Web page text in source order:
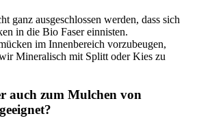
ganz ausgeschlossen werden, dass sich
in die Bio Faser einnisten.
im Innenbereich vorzubeugen,
Mineralisch mit Splitt oder Kies zu
auch zum Mulchen von